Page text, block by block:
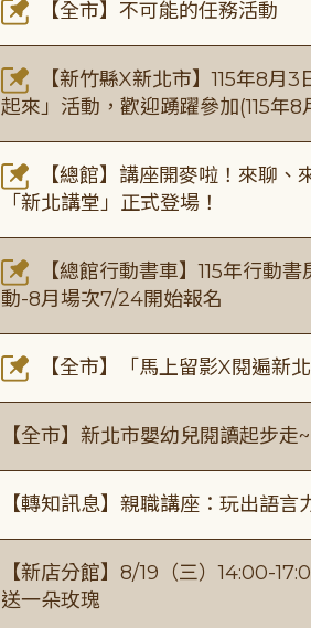
【全市】不可能的任務活動
【新竹縣X新北市】115年8月
起來」活動，歡迎踴躍參加(115年8
【總館】講座開麥啦！來聊、
「新北講堂」正式登場！
【總館行動書車】115年行動
動-8月場次7/24開始報名
【全市】「馬上留影X閱遍新
【全市】新北市嬰幼兒閱讀起步走
【轉知訊息】親職講座：玩出語
【新店分館】8/19（三）14:00-
送一朵玫瑰